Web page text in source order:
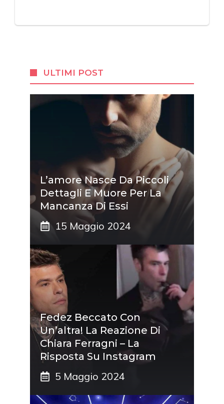
ULTIMI POST
L’amore Nasce Da Piccoli
Dettagli E Muore Per La
Mancanza Di Essi
15 Maggio 2024
Fedez Beccato Con
Un’altra! La Reazione Di
Chiara Ferragni – La
Risposta Su Instagram
5 Maggio 2024